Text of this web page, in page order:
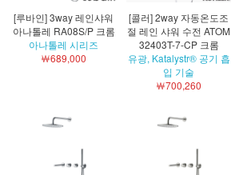
[루바인] 3way 레인샤워
아나톨레 RA08S/P 크롬
아나톨레 시리즈
￦689,000
[콜러] 2way 자동온도조
절 레인 샤워 수전 ATOM
32403T-7-CP 크롬
유광, Katalystr® 공기 흡
입 기술
￦700,260